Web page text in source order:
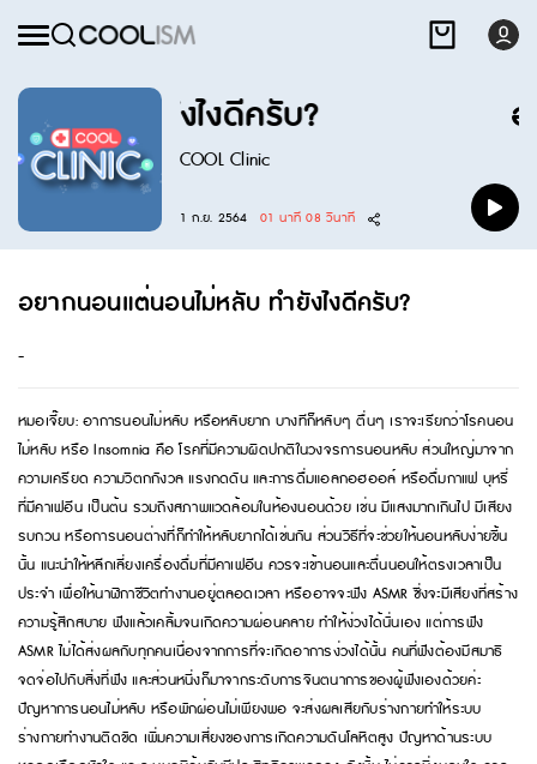
หลับ ทำยังไงดีครับ?
COOL Clinic
1 ก.ย. 2564 01 นาที 08 วินาที
อยากนอนแต่นอนไม่หลับ ทำยังไงดีครับ?
-
หมอเจี๊ยบ: อาการนอนไม่หลับ หรือหลับยาก บางทีก็หลับๆ ตื่นๆ เราจะเรียกว่าโรคนอน
ไม่หลับ หรือ Insomnia คือ โรคที่มีความผิดปกติในวงจรการนอนหลับ ส่วนใหญ่มาจาก
ความเครียด ความวิตกกังวล แรงกดดัน และการดื่มแอลกอฮออล์ หรือดื่มกาแฟ บุหรี่
ที่มีคาเฟอีน เป็นต้น รวมถึงสภาพแวดล้อมในห้องนอนด้วย เช่น มีแสงมากเกินไป มีเสียง
รบกวน หรือการนอนต่างที่ก็ทำให้หลับยากได้เช่นกัน ส่วนวิธีที่จะช่วยให้นอนหลับง่ายขึ้น
นั้น แนะนำให้หลีกเลี่ยงเครื่องดื่มที่มีคาเฟอีน ควรจะเข้านอนและตื่นนอนให้ตรงเวลาเป็น
ประจำ เพื่อให้นาฬิกาชีวิตทำงานอยู่ตลอดเวลา หรืออาจจะฟัง ASMR ซึ่งจะมีเสียงที่สร้าง
ความรู้สึกสบาย ฟังแล้วเคลิ้มจนเกิดความผ่อนคลาย ทำให้ง่วงได้นั่นเอง แต่การฟัง
ASMR ไม่ได้ส่งผลกับทุกคนเนื่องจากการที่จะเกิดอาการง่วงได้นั้น คนที่ฟังต้องมีสมาธิ
จดจ่อไปกับสิ่งที่ฟัง และส่วนหนึ่งก็มาจากระดับการจินตนาการของผู้ฟังเองด้วยค่ะ
ปัญหาการนอนไม่หลับ หรือพักผ่อนไม่เพียงพอ จะส่งผลเสียกับร่างกายทำให้ระบบ
ร่างกายทำงานติดขัด เพิ่มความเสี่ยงของการเกิดความดันโลหิตสูง ปัญหาด้านระบบ